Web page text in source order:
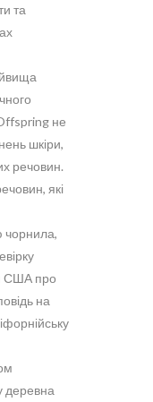
та
не
шкіри,
речовин.
які
чорнила,
США про
на
деревна